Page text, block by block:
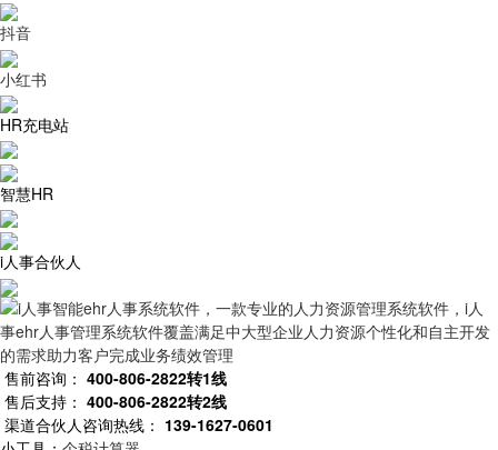
抖音
小红书
HR充电站
智慧HR
i人事合伙人
售前咨询： 400-806-2822转1线
售后支持： 400-806-2822转2线
渠道合伙人咨询热线： 139-1627-0601